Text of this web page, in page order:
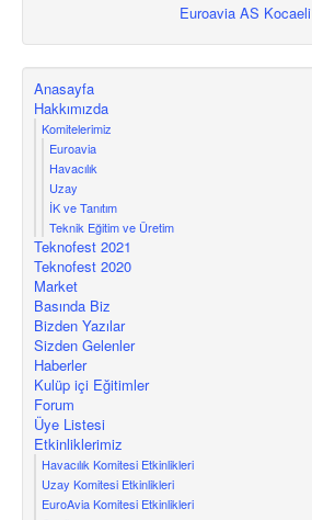
Euroavia AS Kocaeli
Anasayfa
Hakkımızda
Komitelerimiz
Euroavia
Havacılık
Uzay
İK ve Tanıtım
Teknik Eğitim ve Üretim
Teknofest 2021
Teknofest 2020
Market
Basında Biz
Bizden Yazılar
Sizden Gelenler
Haberler
Kulüp içi Eğitimler
Forum
Üye Listesi
Etkinliklerimiz
Havacılık Komitesi Etkinlikleri
Uzay Komitesi Etkinlikleri
EuroAvia Komitesi Etkinlikleri